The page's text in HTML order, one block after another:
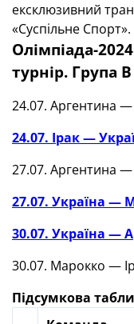
ексклюзивний
«Суспільне Спорт».
Олімпіада-
турнір. Група В
24.07. Аргентина
24.07. Ірак —
27.07. Аргентина —
27.07. Україна —
30.07. Україна —
30.07. Марокко —
Підсумкова